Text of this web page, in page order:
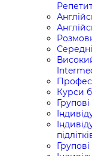
Курси
Групові